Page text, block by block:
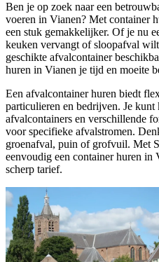
Ben je op zoek naar een
voeren in Vianen? Met container
een stuk gemakkelijker. Of je nu
keuken vervangt of sloopafval
geschikte afvalcontainer
huren in Vianen je tijd en moeite
Een afvalcontainer huren biedt
particulieren en bedrijven. Je
afvalcontainers en verschillende
voor specifieke afvalstromen.
groenafval, puin of grofvuil. Met
eenvoudig een container huren in
scherp tarief.